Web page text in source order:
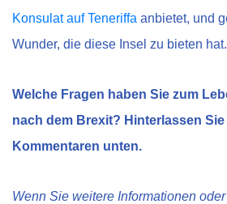
Konsulat auf Teneriffa anbietet, und
Wunder, die diese Insel zu bieten hat.
Welche Fragen haben Sie zum
nach dem Brexit? Hinterlassen
Kommentaren unten.
Wenn Sie weitere Informationen